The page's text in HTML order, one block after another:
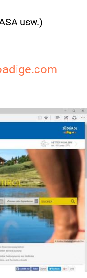
usw.)